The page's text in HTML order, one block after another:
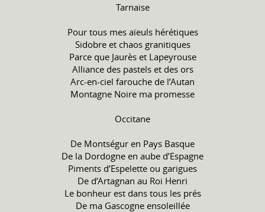
Tarnaise
Pour tous mes aïeuls hérétiques
Sidobre et chaos granitiques
Parce que Jaurès et Lapeyrouse
Alliance des pastels et des ors
Arc-en-ciel farouche de l’Autan
Montagne Noire ma promesse
Occitane
De Montségur en Pays Basque
De la Dordogne en aube d’Espagne
Piments d’Espelette ou garigues
De d’Artagnan au Roi Henri
Le bonheur est dans tous les prés
De ma Gascogne ensoleillée